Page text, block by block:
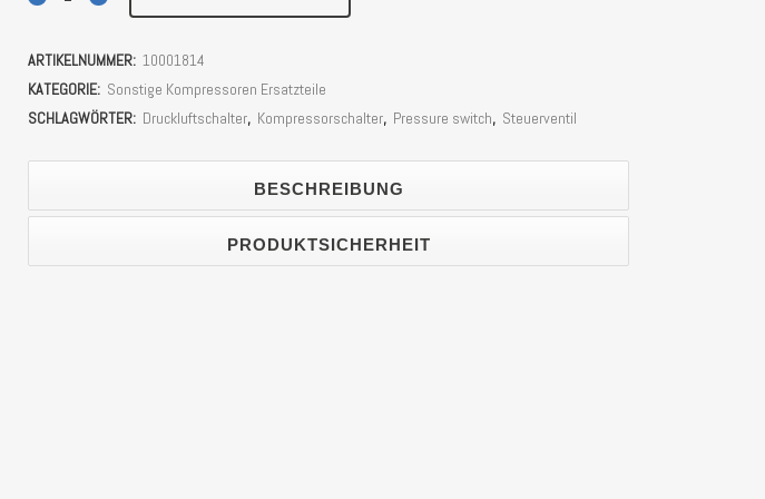
COM100-
2V
ARTIKELNUMMER: 10001814
KATEGORIE: Sonstige Kompressoren Ersatzteile
SCHLAGWÖRTER: Druckluftschalter, Kompressorschalter, Pressure switch, Steuerventil
BESCHREIBUNG
PRODUKTSICHERHEIT